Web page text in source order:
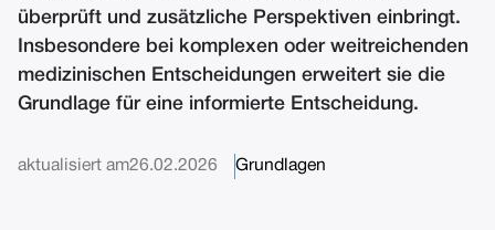
überprüft und zusätzliche Perspektiven einbringt.
Insbesondere bei komplexen oder weitreichenden
medizinischen Entscheidungen erweitert sie die
Grundlage für eine informierte Entscheidung.
aktualisiert am26.02.2026 Grundlagen